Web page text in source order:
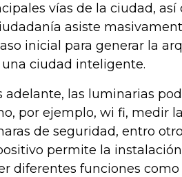
vías de la ciudad,
asiste
inicial para generar la
una ciudad inteligente.
adelante, las luminarias
por ejemplo, wi fi, medir
de seguridad, entro
permite la
diferentes funciones